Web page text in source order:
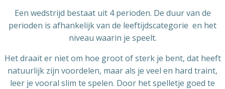
Een wedstrijd bestaat uit 4 perioden. De duur van de
perioden is afhankelijk van de leeftijdscategorie en het
niveau waarin je speelt.
Het draait er niet om hoe groot of sterk je bent, dat heeft
natuurlijk zijn voordelen, maar als je veel en hard traint,
leer je vooral slim te spelen. Door het spelletje goed te